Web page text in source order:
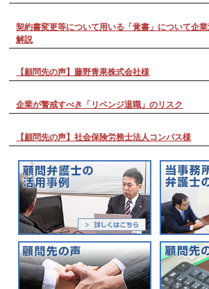
契約書変更等について用いる「覚書」について企
解説
【顧問先の声】藤野青果株式会社様
企業が警戒すべき「リベンジ退職」のリスク
【顧問先の声】社会保険労務士法人コンパス様